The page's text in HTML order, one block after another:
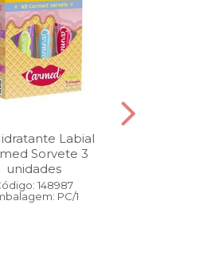
Labial
Sorvete 3
unidades
148987
PC/1